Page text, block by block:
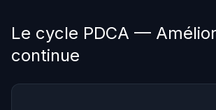
Le cycle PDCA —
continue